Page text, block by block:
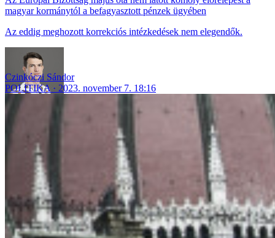
magyar kormánytól a befagyasztott pénzek ügyében
Az eddig meghozott korrekciós intézkedések nem elegendők.
Czinkóczi Sándor
POLITIKA
2023. november 7. 18:16